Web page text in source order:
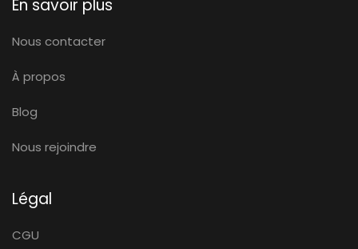
En savoir plus
Nous contacter
À propos
Blog
Nous rejoindre
Légal
CGU